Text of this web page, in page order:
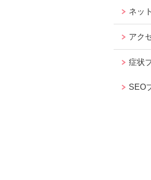
ネッ
アク
症状
SEO